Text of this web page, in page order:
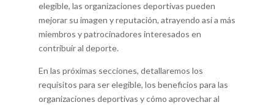
elegible, las organizaciones deportivas pueden
mejorar su imagen y reputación, atrayendo así a más
miembros y patrocinadores interesados en
contribuir al deporte.
En las próximas secciones, detallaremos los
requisitos para ser elegible, los beneficios para las
organizaciones deportivas y cómo aprovechar al